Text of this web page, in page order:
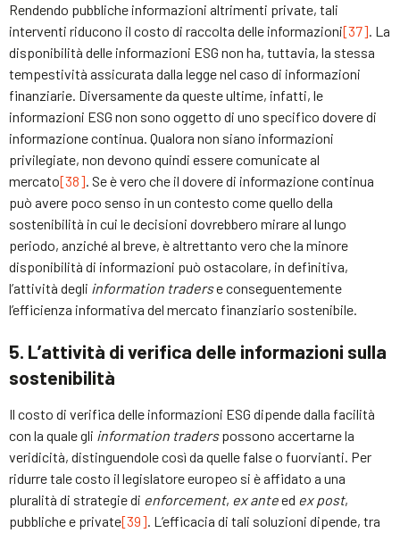
Rendendo pubbliche informazioni altrimenti private, tali
interventi riducono il costo di raccolta delle informazioni[37]. La
disponibilità delle informazioni ESG non ha, tuttavia, la stessa
tempestività assicurata dalla legge nel caso di informazioni
finanziarie. Diversamente da queste ultime, infatti, le
informazioni ESG non sono oggetto di uno specifico dovere di
informazione continua. Qualora non siano informazioni
privilegiate, non devono quindi essere comunicate al
mercato[38]. Se è vero che il dovere di informazione continua
può avere poco senso in un contesto come quello della
sostenibilità in cui le decisioni dovrebbero mirare al lungo
periodo, anziché al breve, è altrettanto vero che la minore
disponibilità di informazioni può ostacolare, in definitiva,
l’attività degli information traderse conseguentemente
l’efficienza informativa del mercato finanziario sostenibile.
5. L’attività di verifica delle informazioni sulla
sostenibilità
Il costo di verifica delle informazioni ESG dipende dalla facilità
con la quale gli information traderspossono accertarne la
veridicità, distinguendole così da quelle false o fuorvianti. Per
ridurre tale costo il legislatore europeo si è affidato a una
pluralità di strategie di enforcement, ex anteed ex post,
pubbliche e private[39]. L’efficacia di tali soluzioni dipende, tra